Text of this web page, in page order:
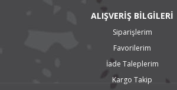
ALIŞVERİŞ BİLGİLERİ
Siparişlerim
Favorilerim
İade Taleplerim
Kargo Takip